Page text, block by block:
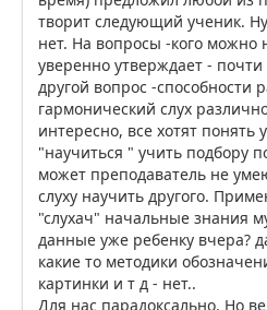
творит следующий ученик.
нет. На вопросы -кого можно
уверенно утверждает -
другой вопрос -способности
гармонический слух
интересно, все хотят понять
"научиться " учить подбору
может преподаватель не
слуху научить другого.
"слухач" начальные знания
данные уже ребенку вчера?
какие то методики
картинки и т д - нет..
Для нас парадоксально. Но